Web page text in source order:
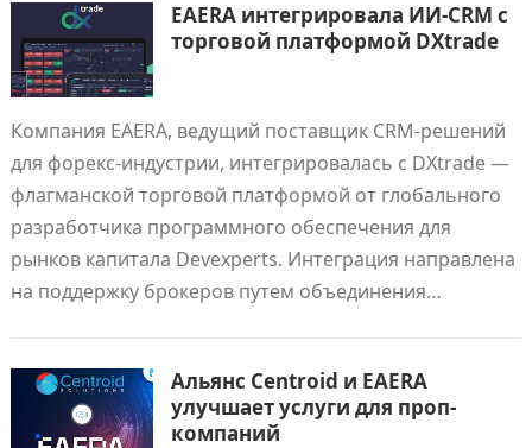
EAERA интегрировала ИИ-CRM с
торговой платформой DXtrade
Компания EAERA, ведущий поставщик CRM-решений
для форекс-индустрии, интегрировалась с DXtrade —
флагманской торговой платформой от глобального
разработчика программного обеспечения для
рынков капитала Devexperts. Интеграция направлена
на поддержку брокеров путем объединения…
Альянс Centroid и EAERA
улучшает услуги для проп-
компаний